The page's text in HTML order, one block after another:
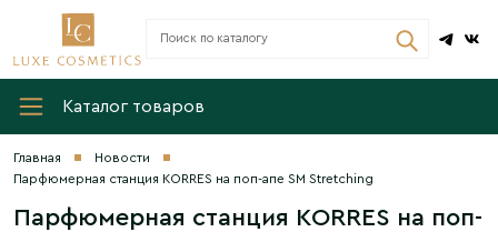
Каталог товаров
Главная
Новости
Парфюмерная станция KORRES на поп-апе SM Stretching
Парфюмерная станция KORRES на поп-